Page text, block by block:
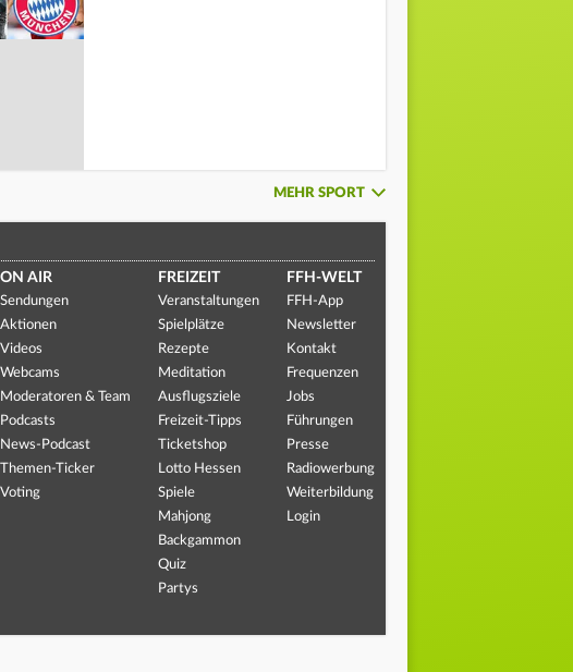
MEHR SPORT
ON AIR
Sendungen
Aktionen
Videos
Webcams
Moderatoren & Team
Podcasts
News-Podcast
Themen-Ticker
Voting
FREIZEIT
Veranstaltungen
Spielplätze
Rezepte
Meditation
Ausflugsziele
Freizeit-Tipps
Ticketshop
Lotto Hessen
Spiele
Mahjong
Backgammon
Quiz
Partys
FFH-WELT
FFH-App
Newsletter
Kontakt
Frequenzen
Jobs
Führungen
Presse
Radiowerbung
Weiterbildung
Login